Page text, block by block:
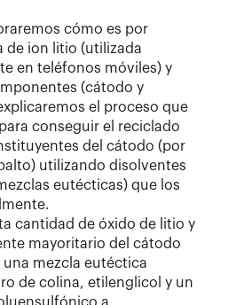
cómo es por
de ion litio (utilizada
en teléfonos móviles) y
(cátodo y
el proceso que
conseguir el reciclado
del cátodo (por
utilizando disolventes
eutécticas) que los
cantidad de óxido de litio y
mayoritario del cátodo
mezcla eutéctica
de colina, etilenglicol y un